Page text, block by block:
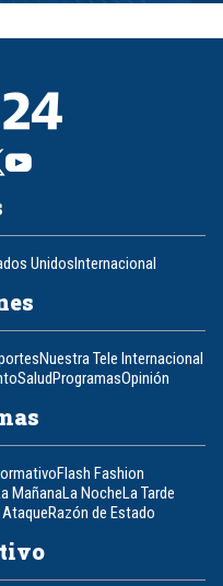
UnidosInternacional
Nuestra Tele Internacional
SaludProgramasOpinión
Flash Fashion
MañanaLa NocheLa Tarde
Razón de Estado